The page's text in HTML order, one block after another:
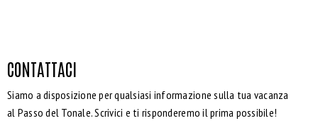
CONTATTACI
Siamo a disposizione per qualsiasi informazione sulla tua vacanza
al Passo del Tonale. Scrivici e ti risponderemo il prima possibile!